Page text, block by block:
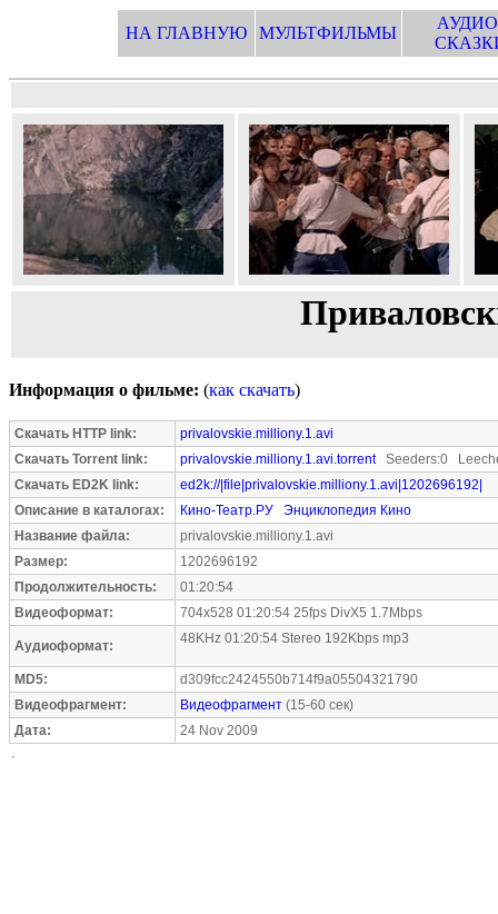
НА ГЛАВНУЮ МУЛЬТФИЛЬМЫ
Информация о фильме: (как скачать)
Скачать HTTP link:
privalovskie.milliony.1.avi
Скачать Torrent link:
privalovskie.milliony.1.avi.torrentSeeders:0
Скачать ED2K link:
ed2k://|file|privalovskie.milliony.1.avi|1202696192|
Описание в каталогах:
Кино-Театр.РУ
Энциклопедия Кино
Название файла:
privalovskie.milliony.1.avi
Размер:
1202696192
Продолжительность:
01:20:54
Видеоформат:
704x528 01:20:54 25fps DivX5 1.7Mbps
Аудиоформат: 48KHz 01:20:54 Stereo 192Kbps mp3
MD5:
d309fcc2424550b714f9a05504321790
Видеофрагмент:
Видеофрагмент (15-60 сек)
Дата:
24 Nov 2009